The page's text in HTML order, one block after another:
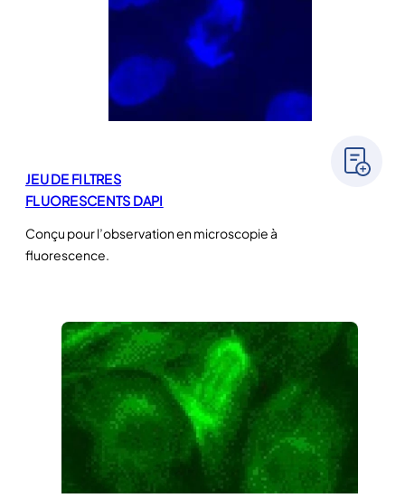
JEU DE FILTRES
FLUORESCENTS DAPI
Conçu pour l’observation en microscopie à
fluorescence.